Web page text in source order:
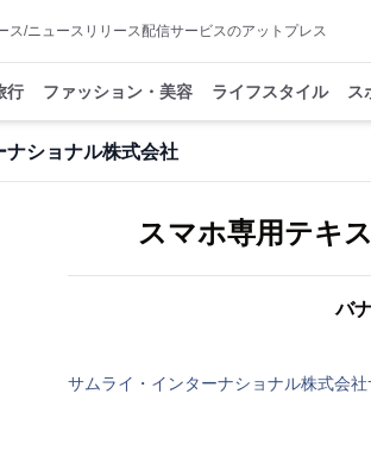
ス/ニュースリリース配信サービスのアットプレス
行 ファッション・美容 ライフスタイル ス
ナショナル株式会社
スマホ専用テキ
バ
サムライ・インターナショナル株式会社